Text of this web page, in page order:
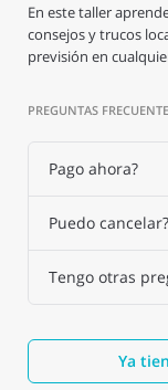
En este taller
consejos y trucos
previsión en
PREGUNTAS
Pago ahora?
Puedo cancelar?
Tengo otras
Ya